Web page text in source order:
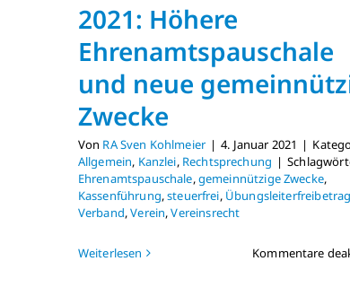
2021: Höhere
Ehrenamtspauschale
und neue
Zwecke
Von RA Sven Kohlmeier | 4. Januar 2021 |
Allgemein, Kanzlei, Rechtsprechung |
Ehrenamtspauschale,gemeinnützige Zwecke,
Kassenführung,steuerfrei, Übungsleiterfreibetrag
Verband,Verein,Vereinsrecht
Weiterlesen Kommentare